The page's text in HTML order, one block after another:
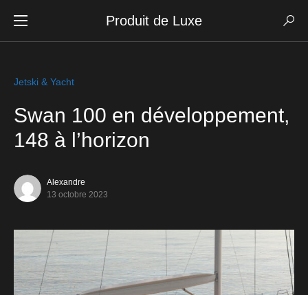
Produit de Luxe
Jetski & Yacht
Swan 100 en développement,
148 à l’horizon
Alexandre
13 octobre 2023